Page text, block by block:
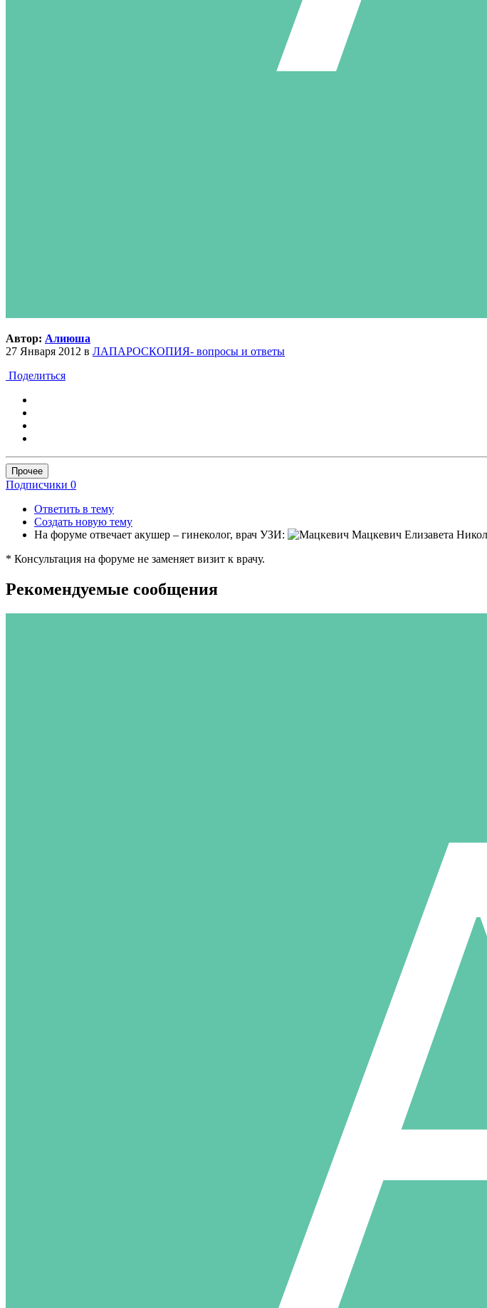
Автор: Алиюша
27 Января 2012 в ЛАПАРОСКОПИЯ- вопросы и ответы
Поделиться
Прочее
Подписчики 0
Ответить в тему
Создать новую тему
На форуме отвечает акушер – гинеколог, врач УЗИ:
Мацкевич Елизавета
* Консультация на форуме не заменяет визит к врачу.
Рекомендуемые сообщения